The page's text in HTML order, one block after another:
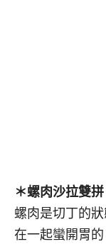
＊螺肉沙拉雙拼
螺肉是切丁的
在一起蠻開胃